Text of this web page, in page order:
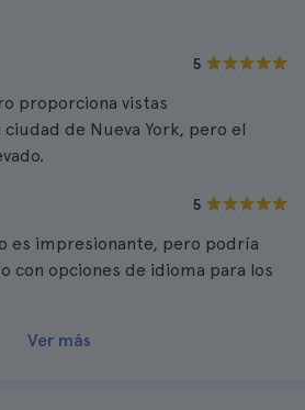
5
proporciona vistas
de Nueva York, pero el
5
es impresionante, pero podría
con opciones de idioma para los
Ver más